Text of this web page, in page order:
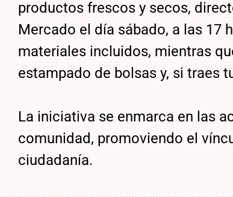
productos frescos y secos,
Mercado el día sábado, a las 17
materiales incluidos, mientras
estampado de bolsas y, si traes
La iniciativa se enmarca en las
comunidad, promoviendo el
ciudadanía.